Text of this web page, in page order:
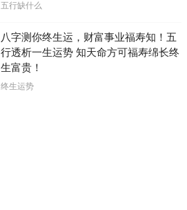
五行缺什么
八字测你终生运，财富事业福寿知！五
行透析一生运势 知天命方可福寿绵长终
生富贵！
终生运势